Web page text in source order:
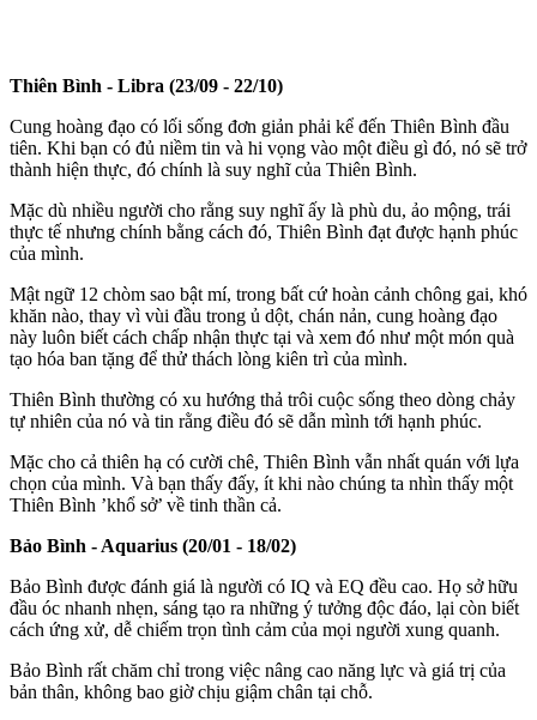
Thiên Bình - Libra (23/09 - 22/10)
Cung hoàng đạo có lối sống đơn giản phải kể đến Thiên Bình đầu
tiên. Khi bạn có đủ niềm tin và hi vọng vào một điều gì đó, nó sẽ trở
thành hiện thực, đó chính là suy nghĩ của Thiên Bình.
Mặc dù nhiều người cho rằng suy nghĩ ấy là phù du, ảo mộng, trái
thực tế nhưng chính bằng cách đó, Thiên Bình đạt được hạnh phúc
của mình.
Mật ngữ 12 chòm sao bật mí, trong bất cứ hoàn cảnh chông gai, khó
khăn nào, thay vì vùi đầu trong ủ dột, chán nản, cung hoàng đạo
này luôn biết cách chấp nhận thực tại và xem đó như một món quà
tạo hóa ban tặng để thử thách lòng kiên trì của mình.
Thiên Bình thường có xu hướng thả trôi cuộc sống theo dòng chảy
tự nhiên của nó và tin rằng điều đó sẽ dẫn mình tới hạnh phúc.
Mặc cho cả thiên hạ có cười chê, Thiên Bình vẫn nhất quán với lựa
chọn của mình. Và bạn thấy đấy, ít khi nào chúng ta nhìn thấy một
Thiên Bình ’khổ sở’ về tinh thần cả.
Bảo Bình - Aquarius (20/01 - 18/02)
Bảo Bình được đánh giá là người có IQ và EQ đều cao. Họ sở hữu
đầu óc nhanh nhẹn, sáng tạo ra những ý tưởng độc đáo, lại còn biết
cách ứng xử, dễ chiếm trọn tình cảm của mọi người xung quanh.
Bảo Bình rất chăm chỉ trong việc nâng cao năng lực và giá trị của
bản thân, không bao giờ chịu giậm chân tại chỗ.